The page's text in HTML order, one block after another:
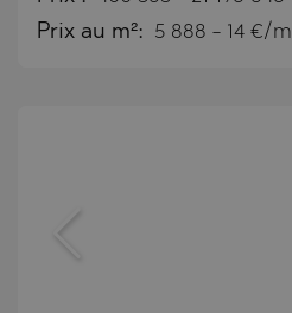
Prix au m²: 5 888 - 14 €/m